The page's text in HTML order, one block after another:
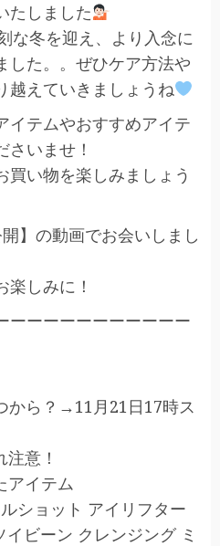
たしました
な冬を迎え、より入念に
した。。ぜひケア方法や
越えていきましょうね
イテムやおすすめアイテ
いませ！
買い物を楽しみましょう
】の動画でお会いしまし
しみに！
ーーーーーーーーーーー
から？→11月21日17時ス
意！
アイテム
ショット アイリフター
ビーン クレンジング ミ